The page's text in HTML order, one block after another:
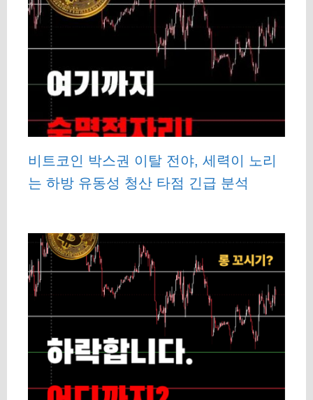
비트코인 박스권 이탈 전야, 세력이 노리
는 하방 유동성 청산 타점 긴급 분석